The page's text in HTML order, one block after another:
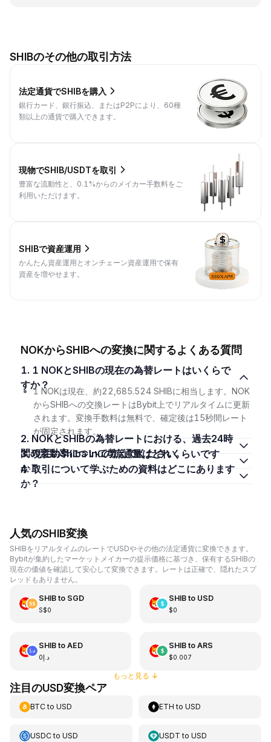
SHIBのその他の取引方法
法定通貨でSHIBを購入
銀行カード、銀行振込、またはP2Pにより、60種
類以上の通貨で購入できます。
現物でSHIB/USDTを取引
豊富な流動性と、0.1%からのメイカー手数料をご
利用いただけます。
SHIBで資産運用
かんたん資産運用とオンチェーン資産運用で保有
資産を増やせます。
NOKからSHIBへの変換に関するよくある質問
1. 1 NOKとSHIBの現在の為替レートはいくらで
すか？
1 NOKは現在、約22,685.524 SHIBに相当します。NOK
からSHIBへの交換レートはBybit上でリアルタイムに更新
されます。変換手数料は無料で、確定後は15秒間レート
が固定されます。
2. NOKとSHIBの為替レートにおける、過去24時
間の変動率について教えてください。
3. 現在のShiba Inuの流通量はどれくらいです
か？
4. 取引について学ぶための資料はどこにあります
か？
人気のSHIB変換
SHIBをリアルタイムのレートでUSDやその他の法定通貨に変換できます。
Bybitが集約したマーケットメイカーの提示価格に基づき、保有するSHIBの
現在の価値を確認して安心して変換できます。レートは正確で、隠れたスプ
レッドもありません。
SHIBto SGD
S$0
SHIBto USD
$0
SHIBto AED
د.إ0
SHIBto ARS
$0.007
もっと見る ↓
注目のUSD変換ペア
BTCto USD ETH toUSD
USDCto USD USDT toUSD